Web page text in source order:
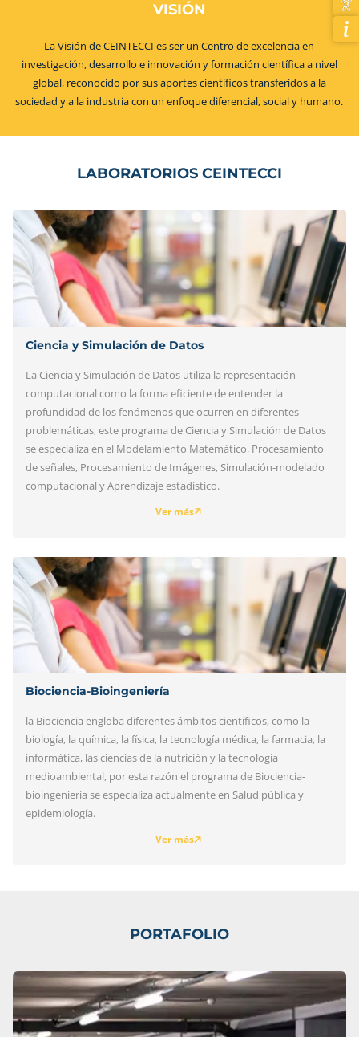
VISIÓN
La Visión de CEINTECCI es ser un Centro de excelencia en
investigación, desarrollo e innovación y formación científica a nivel
global, reconocido por sus aportes científicos transferidos a la
sociedad y a la industria con un enfoque diferencial, social y humano.
LABORATORIOS CEINTECCI
Ciencia y Simulación de Datos
La Ciencia y Simulación de Datos utiliza la representación
computacional como la forma eficiente de entender la
profundidad de los fenómenos que ocurren en diferentes
problemáticas, este programa de Ciencia y Simulación de Datos
se especializa en el Modelamiento Matemático, Procesamiento
de señales, Procesamiento de Imágenes, Simulación-modelado
computacional y Aprendizaje estadístico.
Ver más
Biociencia-Bioingeniería
la Biociencia engloba diferentes ámbitos científicos, como la
biología, la química, la física, la tecnología médica, la farmacia, la
informática, las ciencias de la nutrición y la tecnología
medioambiental, por esta razón el programa de Biociencia-
bioingeniería se especializa actualmente en Salud pública y
epidemiología.
Ver más
PORTAFOLIO